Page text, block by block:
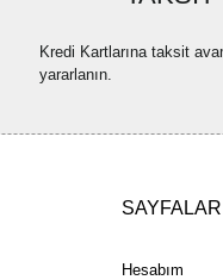
Bu ürüne benzer
Kredi Kartlarına taksit
yararlanın.
SAYFALAR
Hesabım